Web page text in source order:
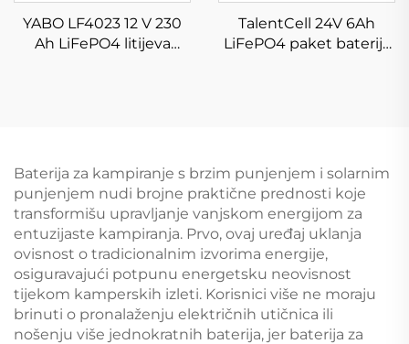
YABO LF4023 12 V 230
Ah LiFePO4 litijeva
TalentCell 24V 6Ah
LiFePO4 paket baterija
Baterija za kampiranje s brzim punjenjem i solarnim
punjenjem nudi brojne praktične prednosti koje
transformišu upravljanje vanjskom energijom za
entuzijaste kampiranja. Prvo, ovaj uređaj uklanja
ovisnost o tradicionalnim izvorima energije,
osiguravajući potpunu energetsku neovisnost
tijekom kamperskih izleti. Korisnici više ne moraju
brinuti o pronalaženju električnih utičnica ili
nošenju više jednokratnih baterija, jer baterija za